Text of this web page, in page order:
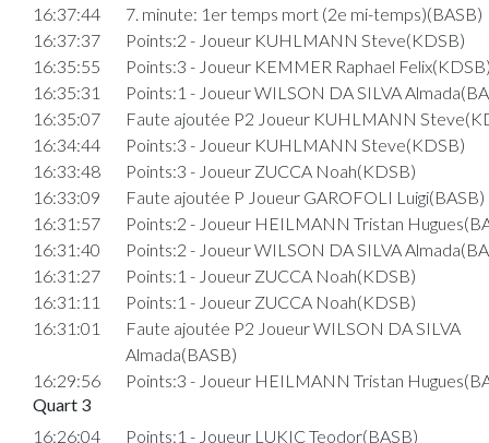
16:37:44
7. minute: 1er temps mort (2e mi-temps)(BASB)
16:37:37
Points:2 - Joueur KUHLMANN Steve(KDSB)
16:35:55
Points:3 - Joueur KEMMER Raphael
16:35:31
Points:1 - Joueur WILSON DA SILVA
16:35:07
Faute ajoutée P2 Joueur KUHLMANN
16:34:44
Points:3 - Joueur KUHLMANN Steve(KDSB)
16:33:48
Points:3 - Joueur ZUCCA Noah(KDSB)
16:33:09
Faute ajoutée P Joueur GAROFOLI Luigi(BASB)
16:31:57
Points:2 - Joueur HEILMANN Tristan
16:31:40
Points:2 - Joueur WILSON DA SILVA
16:31:27
Points:1 - Joueur ZUCCA Noah(KDSB)
16:31:11
Points:1 - Joueur ZUCCA Noah(KDSB)
16:31:01
Faute ajoutée P2 Joueur WILSON DA SILVA
Almada(BASB)
16:29:56
Points:3 - Joueur HEILMANN Tristan
Quart 3
16:26:04
Points:1 - Joueur LUKIC Teodor(BASB)